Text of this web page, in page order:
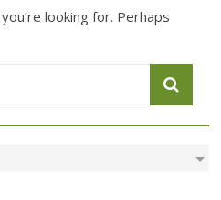
looking for. Perhaps